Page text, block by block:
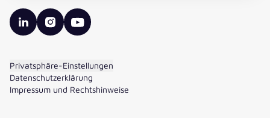
valantic LinkedIn
valantic Instagram
valantic YouTube
Privatsphäre-Einstellungen
Datenschutzerklärung
Impressum und Rechtshinweise